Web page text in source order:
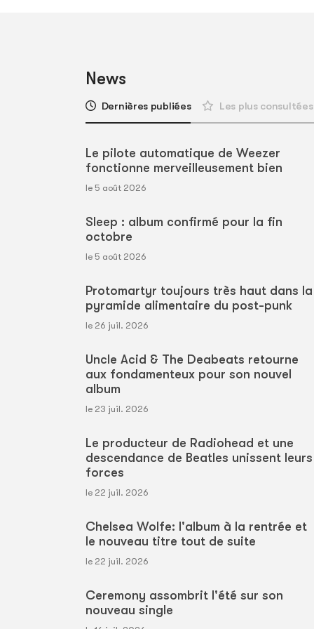
News
Dernières publiées Les plus consultées
Le pilote automatique de Weezer
fonctionne merveilleusement bien
le 5 août 2026
Sleep : album confirmé pour la fin
octobre
le 5 août 2026
Protomartyr toujours très haut dans la
pyramide alimentaire du post-punk
le 26 juil. 2026
Uncle Acid & The Deabeats retourne
aux fondamenteux pour son nouvel
album
le 23 juil. 2026
Le producteur de Radiohead et une
descendance de Beatles unissent leurs
forces
le 22 juil. 2026
Chelsea Wolfe: l'album à la rentrée et
le nouveau titre tout de suite
le 22 juil. 2026
Ceremony assombrit l'été sur son
nouveau single